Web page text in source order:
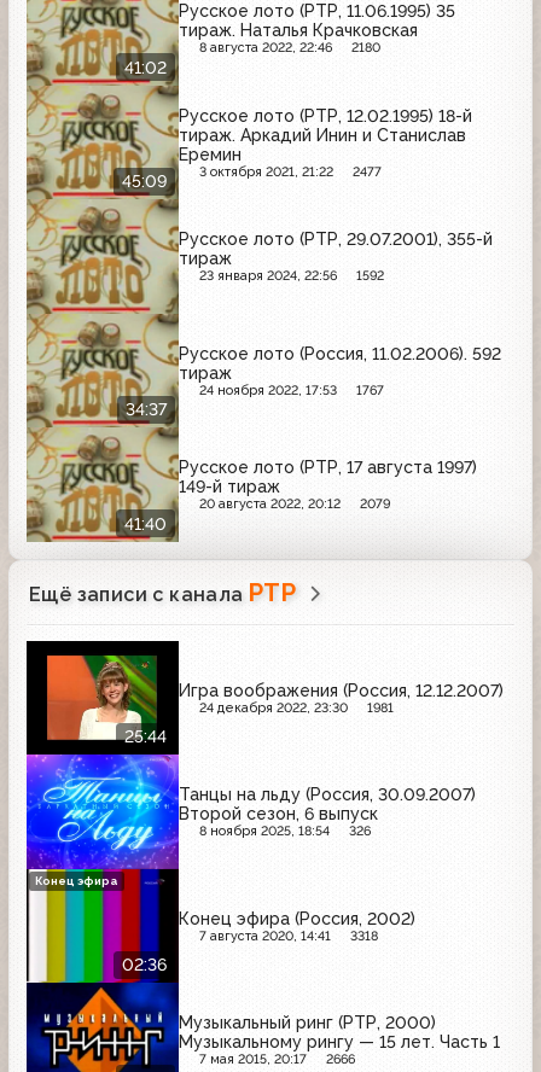
41:02
Русское лото (РТР, 11.06.1995) 35
тираж. Наталья Крачковская
8 августа 2022, 22:46 2180
45:09
Русское лото (РТР, 12.02.1995) 18-й
тираж. Аркадий Инин и Станислав
Еремин
3 октября 2021, 21:22 2477
Русское лото (РТР, 29.07.2001), 355-й
тираж
23 января 2024, 22:56 1592
34:37
Русское лото (Россия, 11.02.2006). 592
тираж
24 ноября 2022, 17:53 1767
41:40
Русское лото (РТР, 17 августа 1997)
149-й тираж
20 августа 2022, 20:12 2079
Ещё записи с канала РТР
25:44
Игра воображения (Россия, 12.12.2007)
24 декабря 2022, 23:30 1981
Танцы на льду (Россия, 30.09.2007)
Второй сезон, 6 выпуск
8 ноября 2025, 18:54 326
02:36
Конец эфира (Россия, 2002)
7 августа 2020, 14:41 3318
Конец эфира
Музыкальный ринг (РТР, 2000)
Музыкальному рингу — 15 лет. Часть 1
7 мая 2015, 20:17 2666